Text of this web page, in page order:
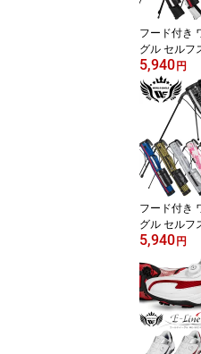
フード付き
グル セルフ
ラブケース
ィース兼用
ンド【add-
5,940 円
フード付き
グル セルフ
ラブケース
ィース兼用
ンド【add-
5,940 円